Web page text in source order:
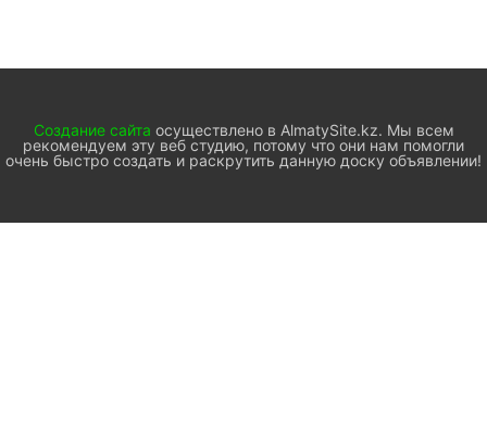
Создание сайта осуществлено в AlmatySite.kz. Мы всем
рекомендуем эту веб студию, потому что они нам помогли
очень быстро создать и раскрутить данную доску объявлении!